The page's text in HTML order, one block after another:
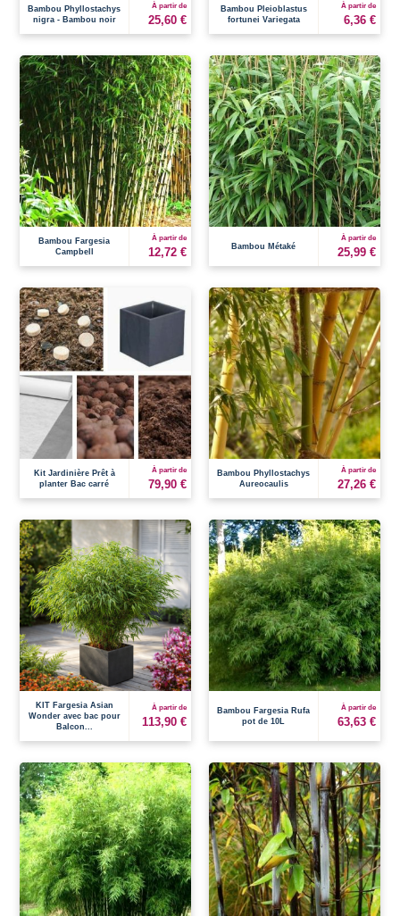
Bambou Phyllostachys
nigra - Bambou noir
À partir de
25,60 €
Bambou Pleioblastus
fortunei Variegata
À partir de
6,36 €
Bambou Fargesia
Campbell
À partir de
12,72 € Bambou Métaké
À partir de
25,99 €
Kit Jardinière Prêt à
planter Bac carré
À partir de
79,90 €
Bambou Phyllostachys
Aureocaulis
À partir de
27,26 €
KIT Fargesia Asian
Wonder avec bac pour
Balcon...
À partir de
113,90 €
Bambou Fargesia Rufa
pot de 10L
À partir de
63,63 €